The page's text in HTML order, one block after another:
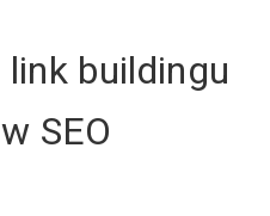
buildingu
SEO